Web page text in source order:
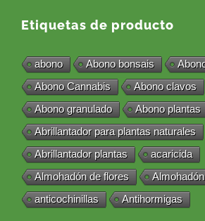
Etiquetas de producto
abono Abono bonsais
Abono Cannabis
Abono clavos
Abono granulado
Abono plantas
Abrillantador para plantas naturales
Abrillantador plantas
acaricida
Almohadón de flores
anticochinillas
Antihormigas